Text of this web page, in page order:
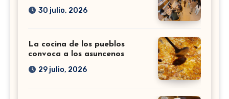
30 julio, 2026
La cocina de los pueblos
convoca a los asuncenos
29 julio, 2026